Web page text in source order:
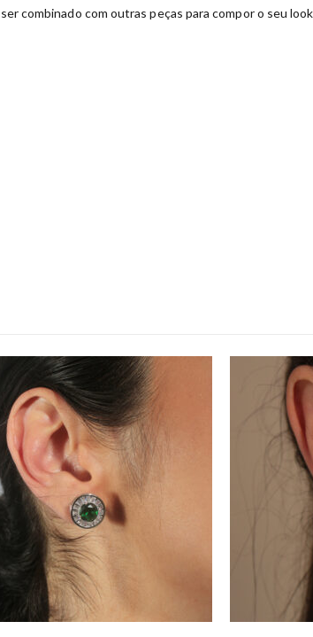
combinado com outras peças para compor o seu